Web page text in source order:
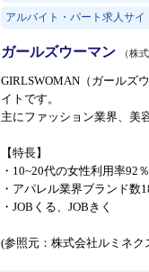
アルバイト・パート求人サイ
ガールズウーマン （株
GIRLSWOMAN（ガールズ
イトです。
主にファッション業界、美
【特長】
・10~20代の女性利用率92％
・アパレル業界ブランド数
・JOBくる、JOBきく
(参照元：株式会社ルミネク